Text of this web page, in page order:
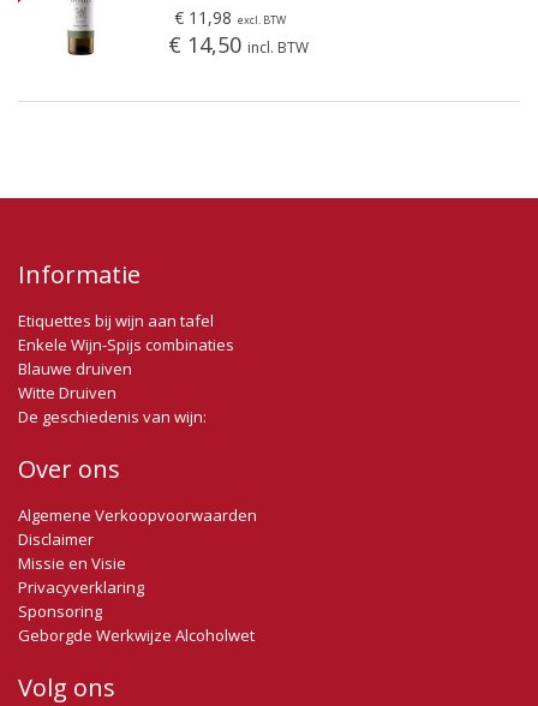
€ 11,98 excl. BTW
€ 14,50 incl. BTW
Informatie
Etiquettes bij wijn aan tafel
Enkele Wijn-Spijs combinaties
Blauwe druiven
Witte Druiven
De geschiedenis van wijn:
Over ons
Algemene Verkoopvoorwaarden
Disclaimer
Missie en Visie
Privacyverklaring
Sponsoring
Geborgde Werkwijze Alcoholwet
Volg ons